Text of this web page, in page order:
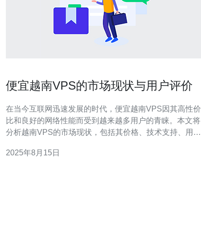
便宜越南VPS的市场现状与用户评价
在当今互联网迅速发展的时代，便宜越南VPS因其高性价
比和良好的网络性能而受到越来越多用户的青睐。本文将
分析越南VPS的市场现状，包括其价格、技术支持、用户
不仅适合个人开发者，也适合中小企业的需求。 市场现状
2025年8月15日